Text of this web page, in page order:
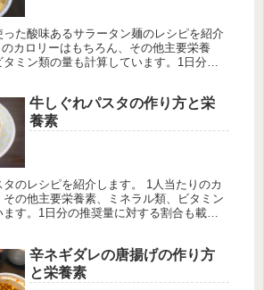
た酸味あるサラータン麺のレシピを紹介
カロリーはもちろん、その他主要栄養
ミン類の量も計算しています。1日分の
牛しぐれパスタの作り方と栄
養素
ピを紹介します。 1人当たりのカ
その他主要栄養素、ミネラル類、ビタミン
す。1日分の推奨量に対する割合も載せ
辛ネギダレの唐揚げの作り方
と栄養素